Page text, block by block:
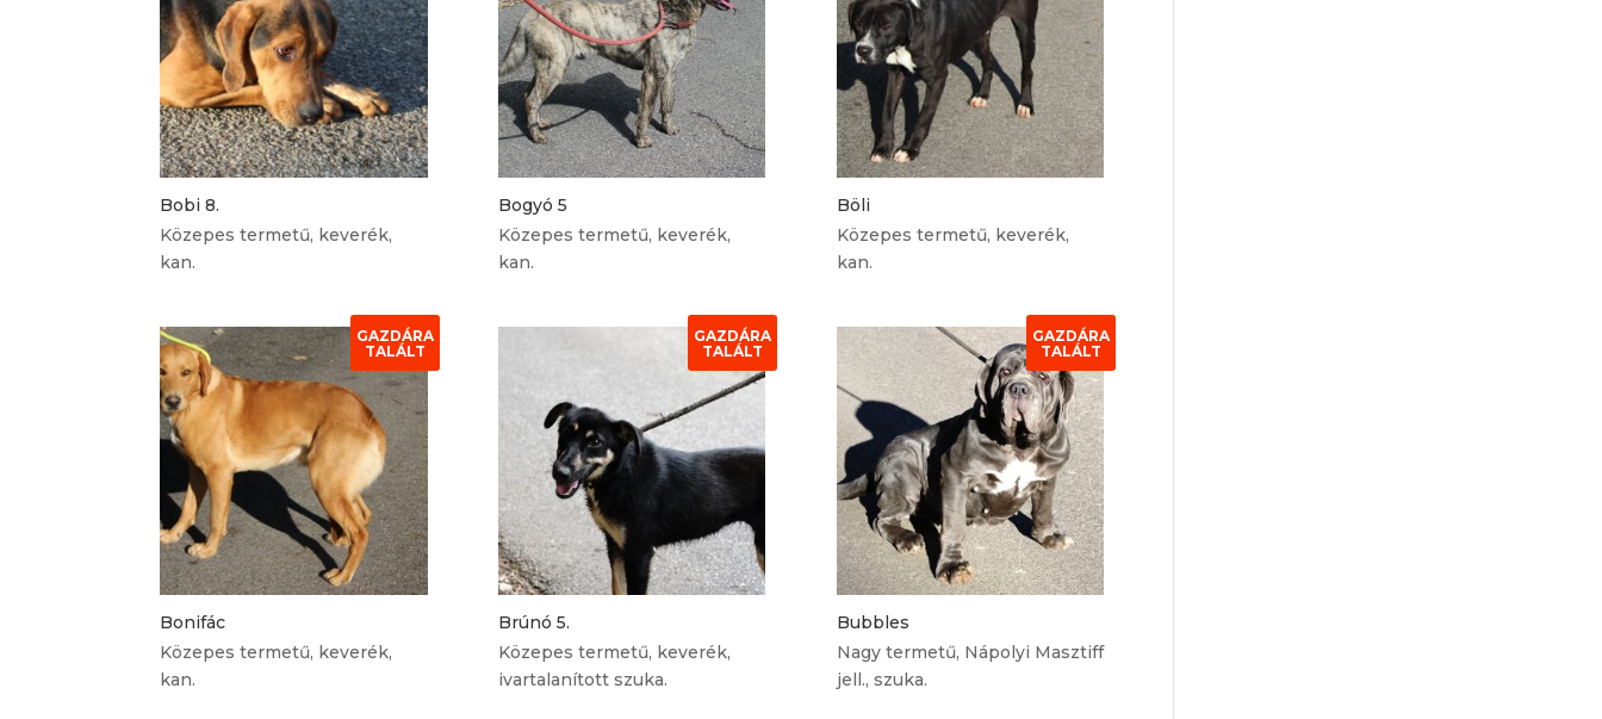
Bobi 8.
Közepes termetű, keverék,
kan.
Bogyó 5
Közepes termetű, keverék,
kan.
Böli
Közepes termetű, keverék,
kan.
GAZDÁRA
TALÁLT
Bonifác
Közepes termetű, keverék,
kan.
GAZDÁRA
TALÁLT
Brúnó 5.
Közepes termetű, keverék,
ivartalanított szuka.
GAZDÁRA
TALÁLT
Bubbles
Nagy termetű, Nápolyi Masztiff
jell., szuka.